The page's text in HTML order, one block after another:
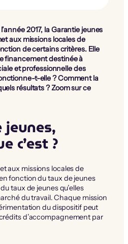
2017, la Garantie jeunes
aux missions locales de
de certains critères. Elle
financement destinée à
et professionnelle des
t-elle ? Comment la
résultats ? Zoom sur ce
jeunes,
c’est ?
aux missions locales de
fonction du taux de jeunes
taux de jeunes qu’elles
du travail. Chaque mission
du dispositif peut
d’accompagnement par